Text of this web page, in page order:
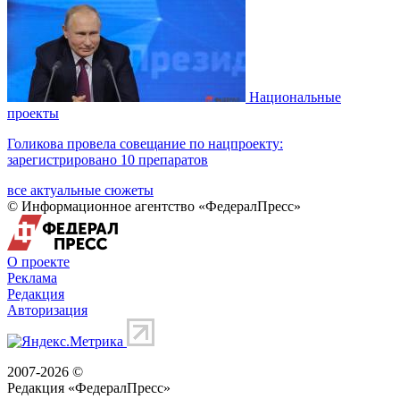
Национальные
проекты
Голикова провела совещание по нацпроекту:
зарегистрировано 10 препаратов
все актуальные сюжеты
© Информационное агентство «ФедералПресс»
О проекте
Реклама
Редакция
Авторизация
2007-2026 ©
Редакция «ФедералПресс»